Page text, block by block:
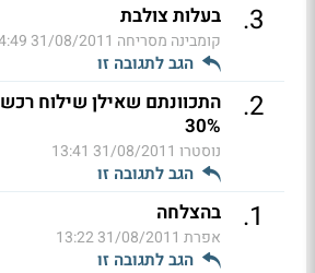
3
. בעלות צולבת
קומבינה מסריחה 31/08/2011 14:49
הגב לתגובה זו
2
.
התכוונתם שאילן שילוח רכש
30%
נוסטרו 31/08/2011 13:41
הגב לתגובה זו
1
. בהצלחה
אפרת 31/08/2011 13:22
הגב לתגובה זו